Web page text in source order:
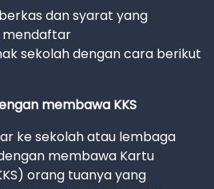
dan syarat yang
mendaftar
sekolah dengan cara berikut
membawa KKS
ke sekolah atau lembaga
membawa Kartu
orang tuanya yang